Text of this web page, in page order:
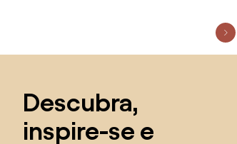
Descubra,
inspire-se e